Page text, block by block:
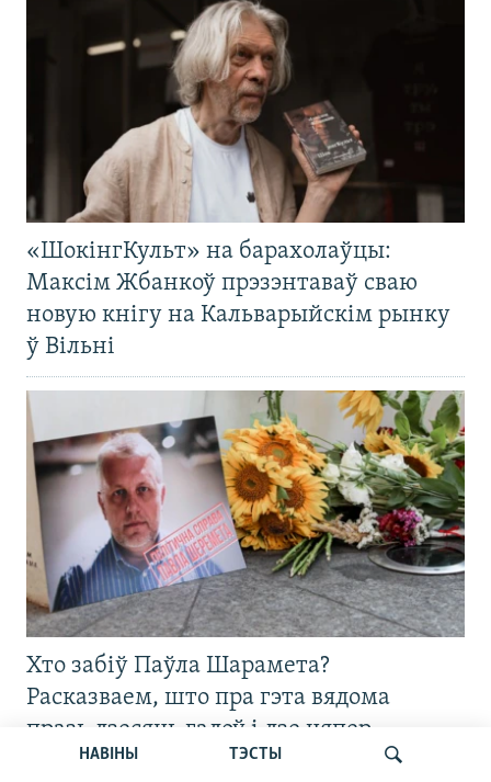
НАВІНЫ ТЭСТЫ
«ШокінгКульт» на барахолаўцы:
Максім Жбанкоў прэзэнтаваў сваю
новую кнігу на Кальварыйскім рынку
ў Вільні
Хто забіў Паўла Шарамета?
Расказваем, што пра гэта вядома
празь дзесяць гадоў і дзе цяпер
асноўныя падазраваныя